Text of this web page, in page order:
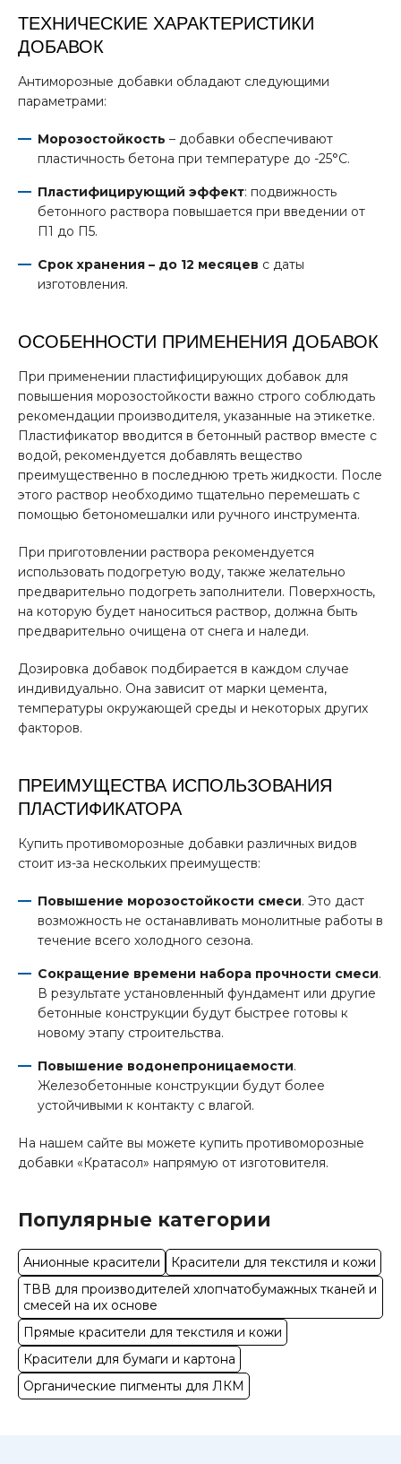
ТЕХНИЧЕСКИЕ ХАРАКТЕРИСТИКИ
ДОБАВОК
Антиморозные добавки обладают следующими
параметрами:
Морозостойкость – добавки обеспечивают
пластичность бетона при температуре до -25°С.
Пластифицирующий эффект: подвижность
бетонного раствора повышается при введении от
П1 до П5.
Срок хранения – до 12 месяцев с даты
изготовления.
ОСОБЕННОСТИ ПРИМЕНЕНИЯ ДОБАВОК
При применении пластифицирующих добавок для
повышения морозостойкости важно строго соблюдать
рекомендации производителя, указанные на этикетке.
Пластификатор вводится в бетонный раствор вместе с
водой, рекомендуется добавлять вещество
преимущественно в последнюю треть жидкости. После
этого раствор необходимо тщательно перемешать с
помощью бетономешалки или ручного инструмента.
При приготовлении раствора рекомендуется
использовать подогретую воду, также желательно
предварительно подогреть заполнители. Поверхность,
на которую будет наноситься раствор, должна быть
предварительно очищена от снега и наледи.
Дозировка добавок подбирается в каждом случае
индивидуально. Она зависит от марки цемента,
температуры окружающей среды и некоторых других
факторов.
ПРЕИМУЩЕСТВА ИСПОЛЬЗОВАНИЯ
ПЛАСТИФИКАТОРА
Купить противоморозные добавки различных видов
стоит из-за нескольких преимуществ:
Повышение морозостойкости смеси. Это даст
возможность не останавливать монолитные работы в
течение всего холодного сезона.
Сокращение времени набора прочности смеси.
В результате установленный фундамент или другие
бетонные конструкции будут быстрее готовы к
новому этапу строительства.
Повышение водонепроницаемости.
Железобетонные конструкции будут более
устойчивыми к контакту с влагой.
На нашем сайте вы можете купить противоморозные
добавки «Кратасол» напрямую от изготовителя.
Популярные категории
Анионные красители
Красители для текстиля и кожи
ТВВ для производителей хлопчатобумажных тканей и
смесей на их основе
Прямые красители для текстиля и кожи
Красители для бумаги и картона
Органические пигменты для ЛКМ